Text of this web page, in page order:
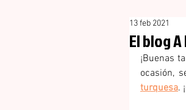
El blog
13 feb 2021
¡Buenas
ocasión,
turquesa.